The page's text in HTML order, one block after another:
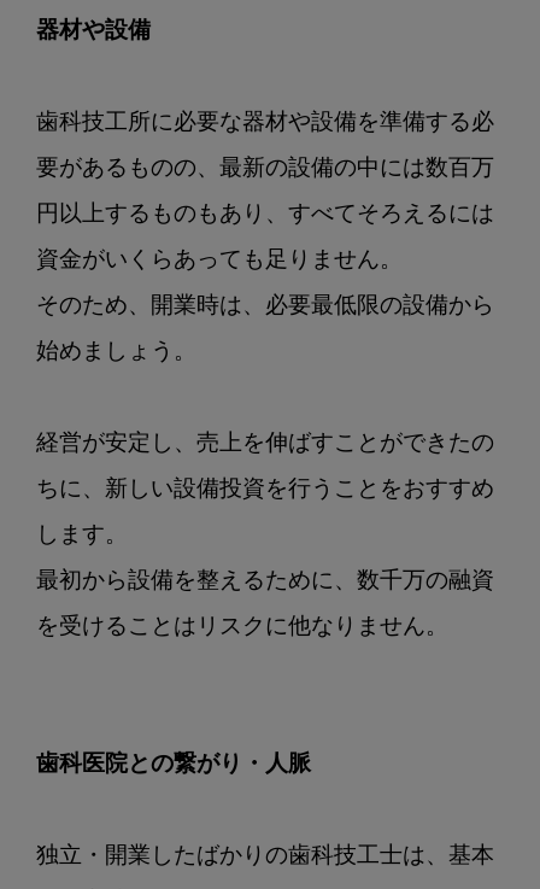
器材や設備
歯科技工所に必要な器材や設備を準備する必
要があるものの、最新の設備の中には数百万
円以上するものもあり、すべてそろえるには
資金がいくらあっても足りません。
そのため、開業時は、必要最低限の設備から
始めましょう。
経営が安定し、売上を伸ばすことができたの
ちに、新しい設備投資を行うことをおすすめ
します。
最初から設備を整えるために、数千万の融資
を受けることはリスクに他なりません。
歯科医院との繋がり・人脈
独立・開業したばかりの歯科技工士は、基本